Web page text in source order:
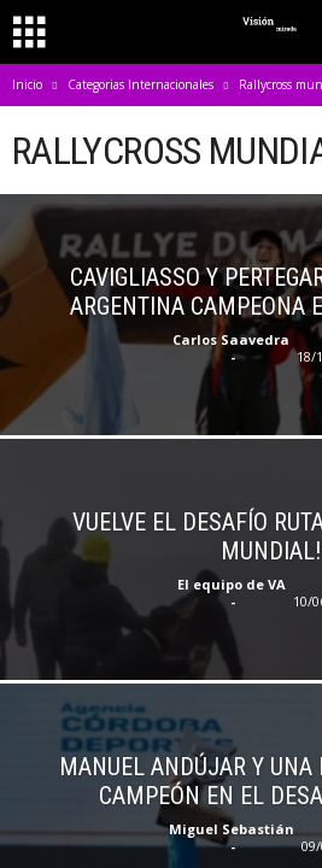
Inicio Categorias Internacionales Rallycross
RALLYCROSS
CAVIGLIASSO Y
ARGENTINA CAMPEONA
Carlos Saavedra
-
18/
VUELVE EL DESAFÍO
MUNDIAL!
El equipo de VA
-
10/
MANUEL ANDÚJAR Y UNA
CAMPEÓN EN EL
Miguel Sebastián
-